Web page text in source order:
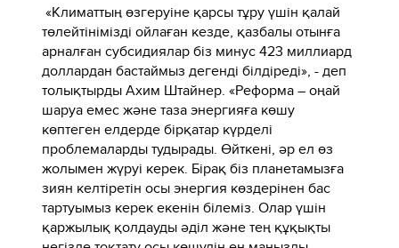
«Климаттың өзгеруіне қарсы тұру үшін қалай
төлейтінімізді ойлаған кезде, қазбалы отынға
арналған субсидиялар біз минус 423 миллиард
доллардан бастаймыз дегенді білдіреді», - деп
толықтырды Ахим Штайнер. «Реформа – оңай
шаруа емес және таза энергияға көшу
көптеген елдерде бірқатар күрделі
проблемаларды тудырады. Өйткені, әр ел өз
жолымен жүруі керек. Бірақ біз планетамызға
зиян келтіретін осы энергия көздерінен бас
тартуымыз керек екенін білеміз. Олар үшін
қаржылық қолдауды әділ және тең құқықты